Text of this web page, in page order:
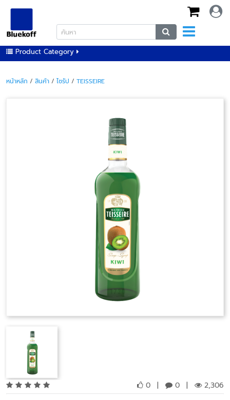
Product Category
หน้าหลัก / สินค้า / ไซรัป / TEISSEIRE
0 | 0 | 2,306